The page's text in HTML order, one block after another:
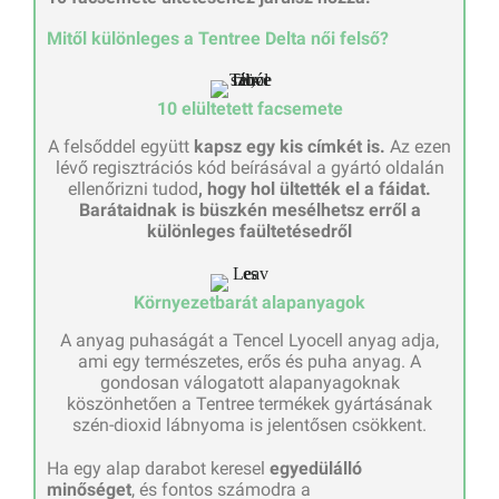
Mitől különleges a Tentree Delta női felső?
10 elültetett facsemete
A felsőddel együtt kapsz egy kis címkét is. Az ezen
lévő regisztrációs kód beírásával a gyártó oldalán
ellenőrizni tudod, hogy hol ültették el a fáidat.
Barátaidnak is büszkén mesélhetsz erről a
különleges faültetésedről
Környezetbarát alapanyagok
A anyag puhaságát a Tencel Lyocell anyag adja,
ami egy természetes, erős és puha anyag. A
gondosan válogatott alapanyagoknak
köszönhetően a Tentree termékek gyártásának
szén-dioxid lábnyoma is jelentősen csökkent.
Ha egy alap darabot keresel egyedülálló
minőséget, és fontos számodra a